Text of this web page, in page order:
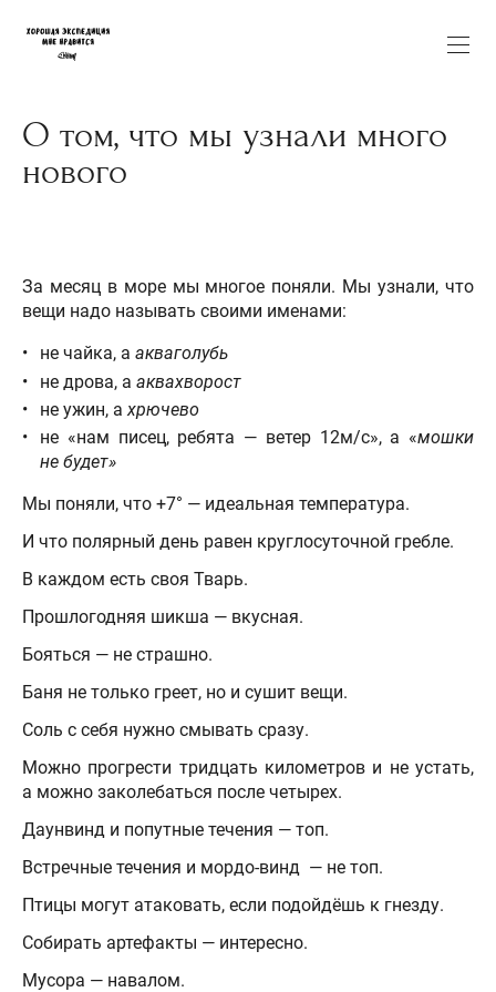
О том, что мы узнали много
нового
За месяц в море мы многое поняли. Мы узнали, что
вещи надо называть своими именами:
не чайка, а акваголубь
не дрова, а аквахворост
не ужин, а хрючево
не «нам писец, ребята — ветер 12м/с», а «мошки
не будет»
Мы поняли, что +7° — идеальная температура.
И что полярный день равен круглосуточной гребле.
В каждом есть своя Тварь.
Прошлогодняя шикша — вкусная.
Бояться — не страшно.
Баня не только греет, но и сушит вещи.
Соль с себя нужно смывать сразу.
Можно прогрести тридцать километров и не устать,
а можно заколебаться после четырех.
Даунвинд и попутные течения — топ.
Встречные течения и мордо-винд — не топ.
Птицы могут атаковать, если подойдёшь к гнезду.
Собирать артефакты — интересно.
Мусора — навалом.